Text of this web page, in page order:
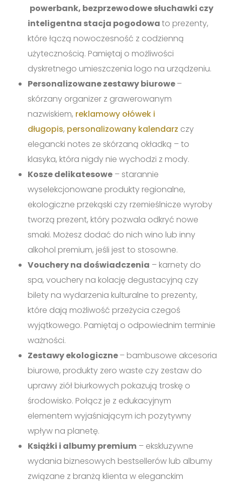
powerbank, bezprzewodowe słuchawki czy
inteligentna stacja pogodowato prezenty,
które łączą nowoczesność z codzienną
użytecznością. Pamiętaj o możliwości
dyskretnego umieszczenia logo na urządzeniu.
Personalizowane zestawy biurowe–
skórzany organizer z grawerowanym
nazwiskiem, reklamowy ołówek i
długopis, personalizowany kalendarz czy
elegancki notes ze skórzaną okładką – to
klasyka, która nigdy nie wychodzi z mody.
Kosze delikatesowe – starannie
wyselekcjonowane produkty regionalne,
ekologiczne przekąski czy rzemieślnicze wyroby
tworzą prezent, który pozwala odkryć nowe
smaki. Możesz dodać do nich wino lub inny
alkohol premium, jeśli jest to stosowne.
Vouchery na doświadczenia – karnety do
spa, vouchery na kolację degustacyjną czy
bilety na wydarzenia kulturalne to prezenty,
które dają możliwość przeżycia czegoś
wyjątkowego. Pamiętaj o odpowiednim terminie
ważności.
Zestawy ekologiczne– bambusowe akcesoria
biurowe, produkty zero waste czy zestaw do
uprawy ziół biurkowych pokazują troskę o
środowisko. Połącz je z edukacyjnym
elementem wyjaśniającym ich pozytywny
wpływ na planetę.
Książki i albumy premium – ekskluzywne
wydania biznesowych bestsellerów lub albumy
związane z branżą klienta w eleganckim